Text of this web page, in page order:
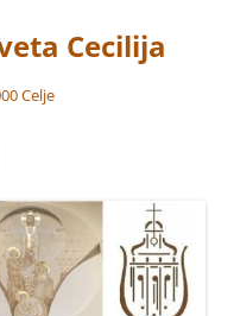
Cecilija
Celje